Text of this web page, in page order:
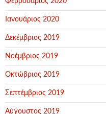
Ιανουάριος 2020
Δεκέμβριος 2019
Νοέμβριος 2019
Οκτώβριος 2019
Σεπτέμβριος 2019
Αύγουστος 2019